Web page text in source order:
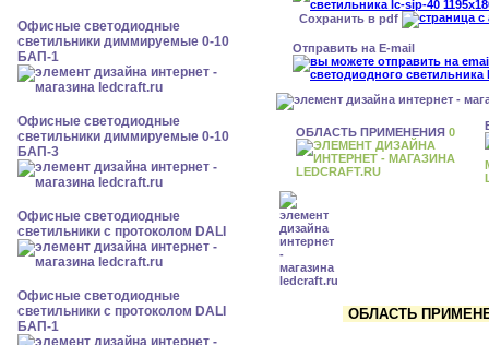
Офисные светодиодные
светильники диммируемые 0-10
БАП-1
Офисные светодиодные
светильники диммируемые 0-10
БАП-3
Офисные светодиодные
светильники с протоколом DALI
Офисные светодиодные
светильники с протоколом DALI
БАП-1
Сохранить в pdf
Отправить на E-mail
ОБЛАСТЬ ПРИМЕНЕНИЯ 0
ОБЛАСТЬ